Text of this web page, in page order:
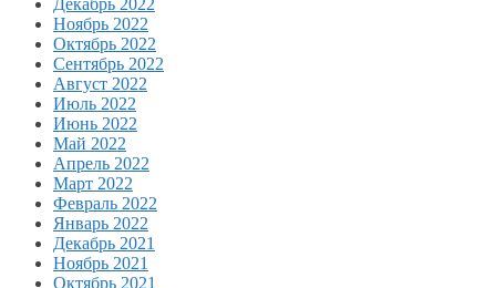
Декабрь 2022
Ноябрь 2022
Октябрь 2022
Сентябрь 2022
Август 2022
Июль 2022
Июнь 2022
Май 2022
Апрель 2022
Март 2022
Февраль 2022
Январь 2022
Декабрь 2021
Ноябрь 2021
Октябрь 2021